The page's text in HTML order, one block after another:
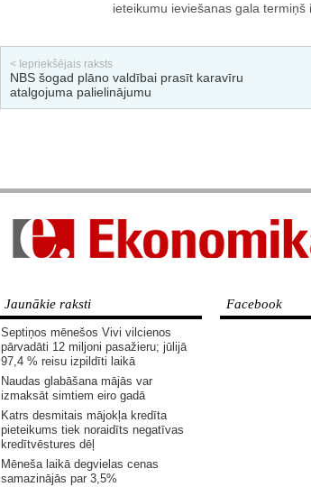
ieteikumu ieviešanas gala termiņš
< Iepriekšējais raksts
NBS šogad plāno valdībai prasīt karavīru
atalgojuma palielinājumu
Jaunākie raksti
Septiņos mēnešos Vivi vilcienos
pārvadāti 12 miljoni pasažieru; jūlijā
97,4 % reisu izpildīti laikā
Naudas glabāšana mājās var
izmaksāt simtiem eiro gadā
Katrs desmitais mājokļa kredīta
pieteikums tiek noraidīts negatīvas
kredītvēstures dēļ
Mēneša laikā degvielas cenas
samazinājās par 3,5%
Facebook